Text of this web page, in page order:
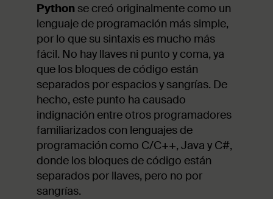
Python se creó originalmente como un
lenguaje de programación más simple,
por lo que su sintaxis es mucho más
fácil. No hay llaves ni punto y coma, ya
que los bloques de código están
separados por espacios y sangrías. De
hecho, este punto ha causado
indignación entre otros programadores
familiarizados con lenguajes de
programación como C/C++, Java y C#,
donde los bloques de código están
separados por llaves, pero no por
sangrías.